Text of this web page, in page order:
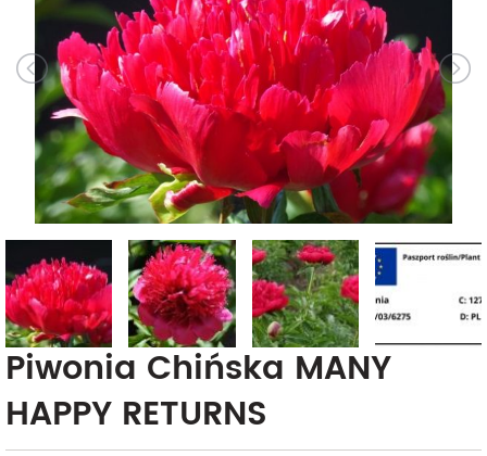
Piwonia Chińska MANY
HAPPY RETURNS